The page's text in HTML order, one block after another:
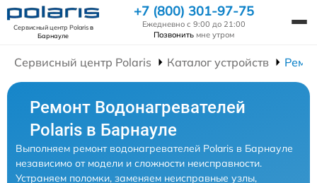
Сервисный центр Polarisв
Барнауле
+7 (800) 301-97-75
Ежедневно с 9:00 до 21:00
Позвонить мне утром
Сервисный центр Polaris Каталог устройств
Ремонт Водонагревателей
Polaris в Барнауле
Выполняем ремонт водонагревателей Polaris в Барнауле
независимо от модели и сложности неисправности.
Устраняем поломки, заменяем неисправные узлы,